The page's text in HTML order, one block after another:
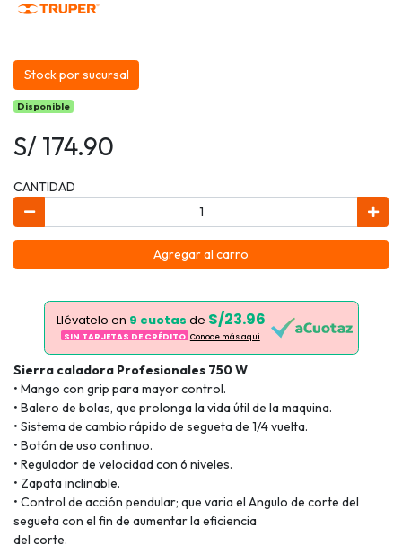
Stock por sucursal
Disponible
S/ 174.90
CANTIDAD
Agregar al carro
Llévatelo en 9 cuotas de S/23.96
SIN TARJETAS DE CRÉDITO Conoce más aqui
Sierra caladora Profesionales 750 W
• Mango con grip para mayor control.
• Balero de bolas, que prolonga la vida útil de la maquina.
• Sistema de cambio rápido de segueta de 1/4 vuelta.
• Botón de uso continuo.
• Regulador de velocidad con 6 niveles.
• Zapata inclinable.
• Control de acción pendular; que varia el Angulo de corte del
segueta con el fin de aumentar la eficiencia
del corte.